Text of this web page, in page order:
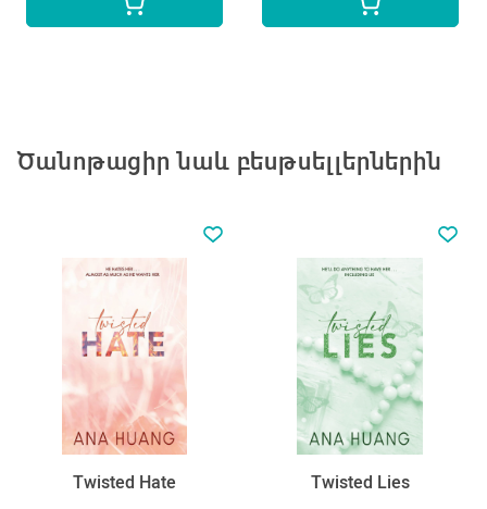
Ծանոթացիր նաև բեսթսելլերներին
Twisted Hate Twisted Lies